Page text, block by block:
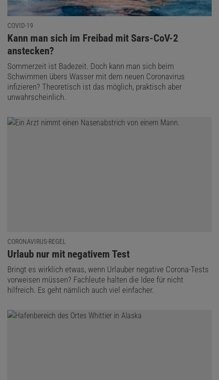
COVID-19
:
Kann man sich im Freibad mit Sars-CoV-2
anstecken?
Sommerzeit ist Badezeit. Doch kann man sich beim
Schwimmen übers Wasser mit dem neuen Coronavirus
infizieren? Theoretisch ist das möglich, praktisch aber
unwahrscheinlich.
CORONAVIRUS-REGEL
:
Urlaub nur mit negativem Test
Bringt es wirklich etwas, wenn Urlauber negative Corona-Tests
vorweisen müssen? Fachleute halten die Idee für nicht
hilfreich. Es geht nämlich auch viel einfacher.